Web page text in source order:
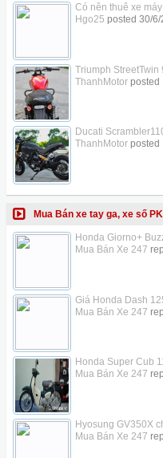
Có nên thuê xe
Hgo25 posted 30/6/
Triumph StreetTwin
ThanhMotorposted
Ducati
ThanhMotorposted
Mua Bán xe tay ga, xe số
Honda Giorno+
Mua Bán Xe 247
Giá Honda Dash
Mua Bán Xe 247
Honda Super Cub
Mua Bán Xe 247
Hyosung GV350X
Mua Bán Xe 247